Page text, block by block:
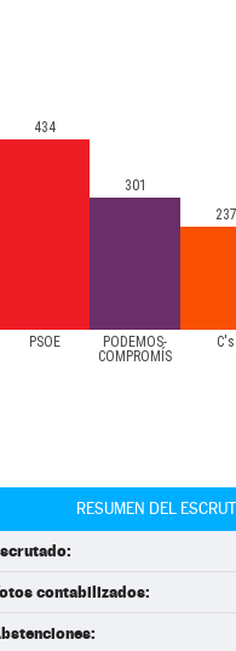
PSOE
PODEMOS-
COMPROMÍS
C's
434
301
237
RESUMEN DEL
contabilizados: